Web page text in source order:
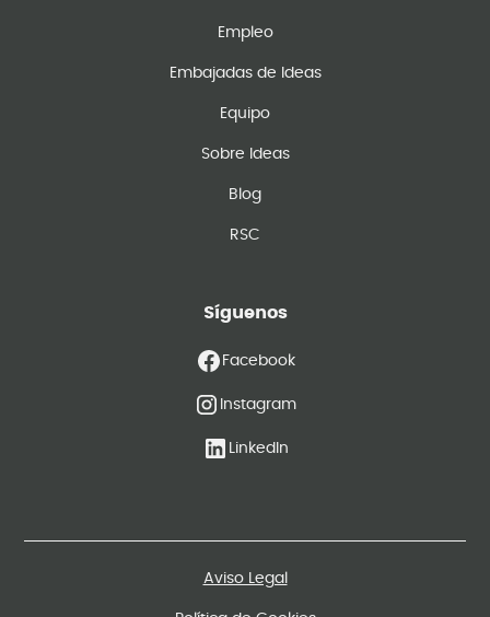
Empleo
Embajadas de Ideas
Equipo
Sobre Ideas
Blog
RSC
Síguenos
Facebook
Instagram
LinkedIn
Aviso Legal